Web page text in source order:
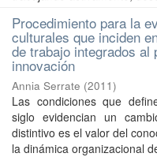
Procedimiento para la
culturales que inciden
de trabajo integrados al
innovación
Annia Serrate (2011)
Las condiciones que
siglo evidencian un
distintivo es el valor del
la dinámica organizacional